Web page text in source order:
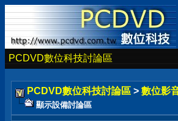
PCDVD數位科技討論區
PCDVD數位科技討論區 > 數位影
顯示設備討論區